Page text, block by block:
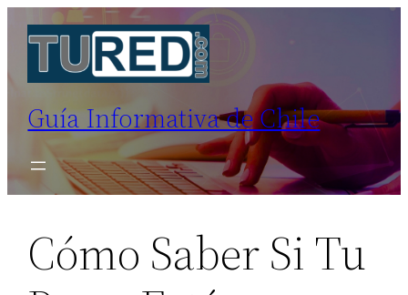
contenido
Guía Informativa de Chile
Cómo Saber Si Tu